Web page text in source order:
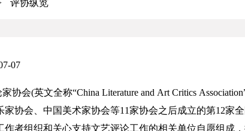
评协纵览
07
会(英文全称“China Literature and Art Critics
家协会、中国美术家协会等11家协会之后成立的第12家
作者组织和关心支持文艺评论工作的相关单位自愿组成